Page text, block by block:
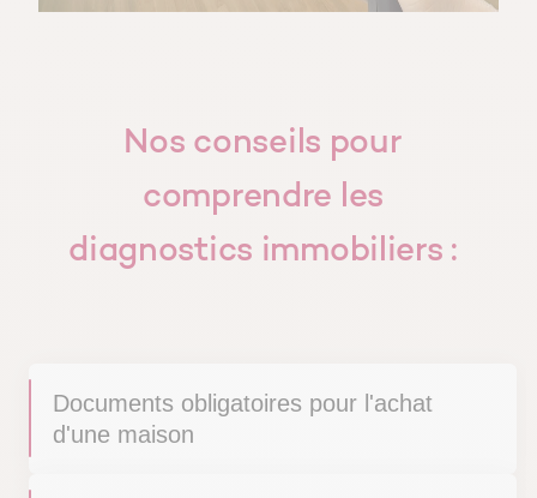
Nos conseils pour
comprendre les
diagnostics immobiliers :
Documents obligatoires pour l'achat
d'une maison